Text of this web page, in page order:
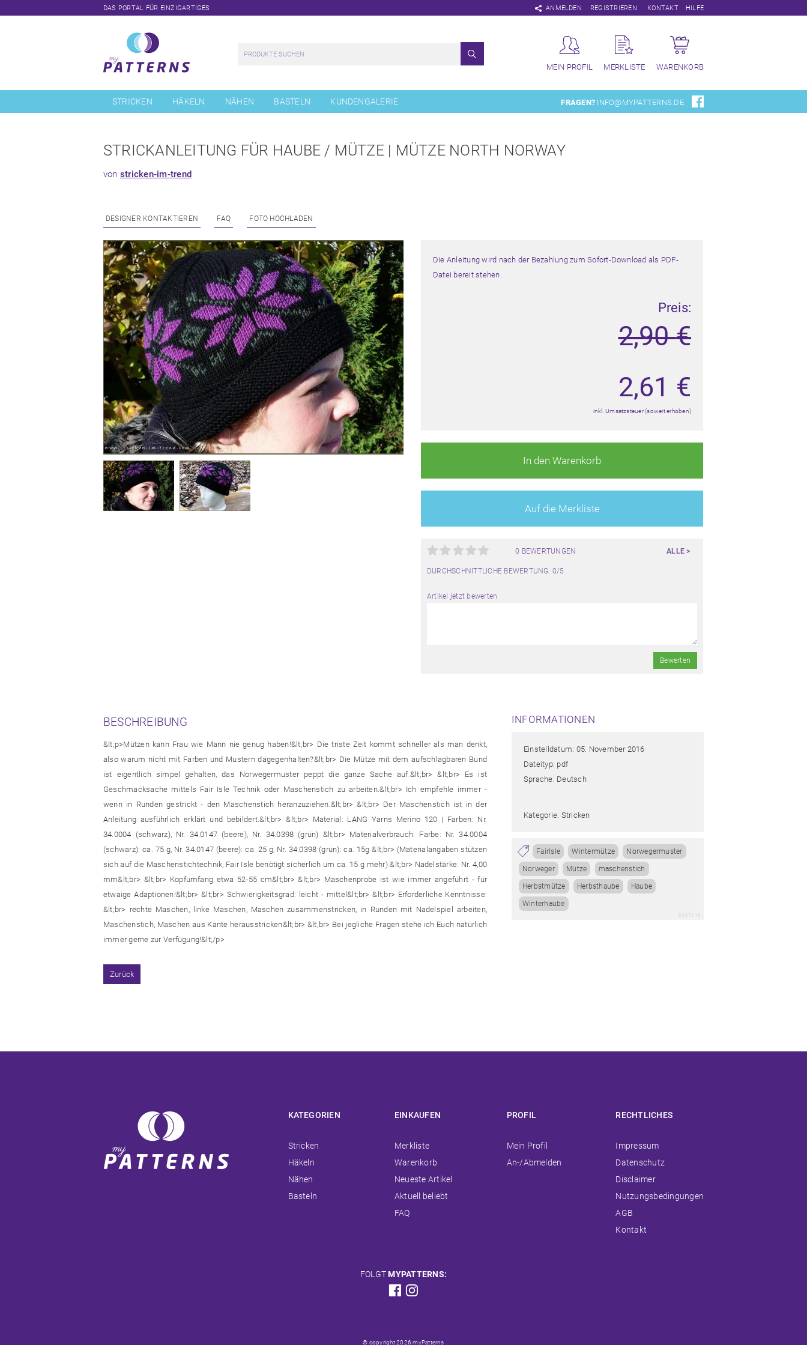
DAS PORTAL FÜR EINZIGARTIGES ANMELDEN
Navigation
überspringen
REGISTRIEREN KONTAKT HILFE
MEIN PROFIL MERKLISTE WARENKORB
überspringen
STRICKEN HÄKELN NÄHEN BASTELN KUNDENGALERIE FRAGEN? INFO@MYPATTERNS.DE
STRICKANLEITUNG FÜR HAUBE / MÜTZE | MÜTZE NORTH NORWAY
von stricken-im-trend
DESIGNER KONTAKTIEREN FAQ FOTO HOCHLADEN
Die Anleitung wird nach der Bezahlung zum Sofort-Download als PDF-
Datei bereit stehen.
Preis:
2,90€
2,61 €
inkl. Umsatzsteuer (soweit erhoben)
In den Warenkorb
Auf die Merkliste
0 BEWERTUNGEN ALLE >
DURCHSCHNITTLICHE BEWERTUNG: 0/5
Artikel jetzt bewerten
Bewerten
BESCHREIBUNG
&lt;p>Mützen kann Frau wie Mann nie genug haben!&lt;br> Die triste Zeit kommt schneller als man denkt,
also warum nicht mit Farben und Mustern dagegenhalten?&lt;br> Die Mütze mit dem aufschlagbaren Bund
ist eigentlich simpel gehalten, das Norwegermuster peppt die ganze Sache auf.&lt;br> &lt;br> Es ist
Geschmacksache mittels Fair Isle Technik oder Maschenstich zu arbeiten.&lt;br> Ich empfehle immer -
wenn in Runden gestrickt - den Maschenstich heranzuziehen.&lt;br> &lt;br> Der Maschenstich ist in der
Anleitung ausführlich erklärt und bebildert.&lt;br> &lt;br> Material: LANG Yarns Merino 120 | Farben: Nr.
34.0004 (schwarz), Nr. 34.0147 (beere), Nr. 34.0398 (grün) &lt;br> Materialverbrauch: Farbe: Nr. 34.0004
(schwarz): ca. 75 g, Nr. 34.0147 (beere): ca. 25 g, Nr. 34.0398 (grün): ca. 15g &lt;br> (Materialangaben stützen
sich auf die Maschenstichtechnik, Fair Isle benötigt sicherlich um ca. 15 g mehr) &lt;br> Nadelstärke: Nr. 4,00
mm&lt;br> &lt;br> Kopfumfang etwa 52-55 cm&lt;br> &lt;br> Maschenprobe ist wie immer angeführt - für
etwaige Adaptionen!&lt;br> &lt;br> Schwierigkeitsgrad: leicht - mittel&lt;br> &lt;br> Erforderliche Kenntnisse:
&lt;br> rechte Maschen, linke Maschen, Maschen zusammenstricken, in Runden mit Nadelspiel arbeiten,
Maschenstich, Maschen aus Kante herausstricken&lt;br> &lt;br> Bei jegliche Fragen stehe ich Euch natürlich
immer gerne zur Verfügung!&lt;/p>
INFORMATIONEN
Einstelldatum: 05. November 2016
Dateityp: pdf
Sprache: Deutsch
Kategorie: Stricken
FairIsle Wintermütze Norwegermuster
Norweger Mütze maschenstich
Herbstmütze Herbsthaube Haube
Winterhaube
Zurück
KATEGORIEN
Navigation
überspringen
Stricken
Häkeln
Nähen
Basteln
EINKAUFEN
Navigation
überspringen
Merkliste
Warenkorb
Neueste Artikel
Aktuell beliebt
FAQ
PROFIL
Navigation
überspringen
Mein Profil
An-/Abmelden
RECHTLICHES
Navigation
überspringen
Impressum
Datenschutz
Disclaimer
Nutzungsbedingungen
AGB
Kontakt
FOLGT MYPATTERNS:
© copyright 2026 myPatterns